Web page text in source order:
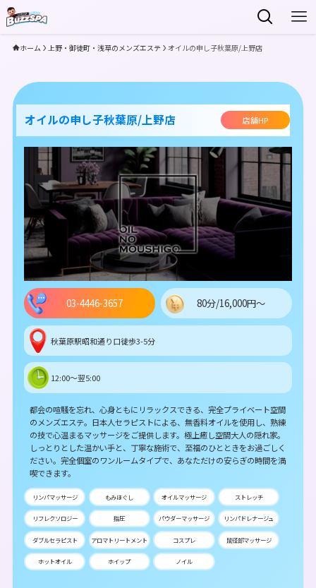
ホーム 上野・御徒町・浅草のメンズエステ オイルの申し子秋葉原/上野店
オイルの申し子秋葉原/上野店 店舗HP
03-4446-3657 80分/16,000円～
秋葉原駅昭和通り口徒歩3-5分
12:00～翌5:00
都会の喧騒を忘れ、心身ともにリラックスできる、完全プライベート空間
のメンズエステ。日本人セラピストによる、無香料オイルを使用し、熟練
の技で心温まるマッサージをご提供します。極上癒し空間大人の隠れ家。
しっとりとした温かい手と、丁寧な施術で、至福のひとときをお過ごしく
ださい。完全個室のワンルームタイプで、あなただけの安らぎの時間を満
喫できます。
リンパマッサージ もみほぐし オイルマッサージ ストレッチ
リフレクソロジー 指圧 パウダーマッサージ リンパドレナージュ
ダブルセラピスト アロマトリートメント コスプレ 鼠径部マッサージ
ホットオイル ホイップ ノイル